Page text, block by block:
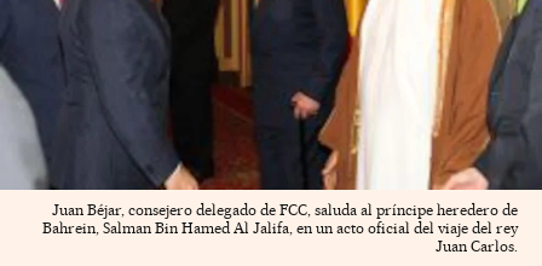
Juan Béjar, consejero delegado de FCC, saluda al príncipe heredero de
Bahrein, Salman Bin Hamed Al Jalifa, en un acto oficial del viaje del rey
Juan Carlos.